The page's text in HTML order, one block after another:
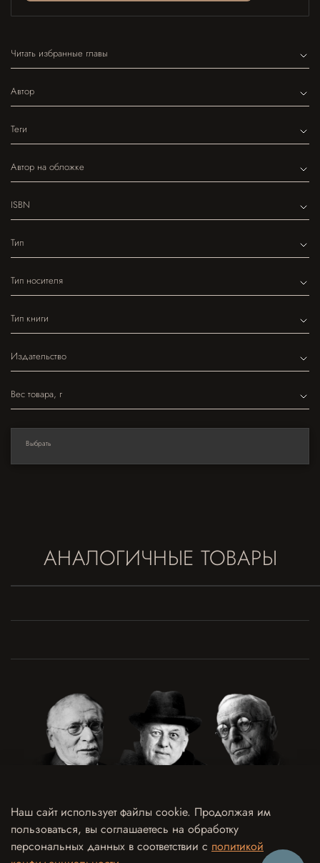
Читать избранные главы
Автор
Теги
Автор на обложке
ISBN
Тип
Тип носителя
Тип книги
Издательство
Вес товара, г
Выбрать
АНАЛОГИЧНЫЕ ТОВАРЫ
Договор оферты
Политика конфиденциальности и обработки персональных данных
Согласие на обработку персональных данных
Согласие на рекламно-информационные рассылки
Наш сайт использует файлы cookie. Продолжая им
пользоваться, вы соглашаетесь на обработку
персональных данных в соответствии с политикой